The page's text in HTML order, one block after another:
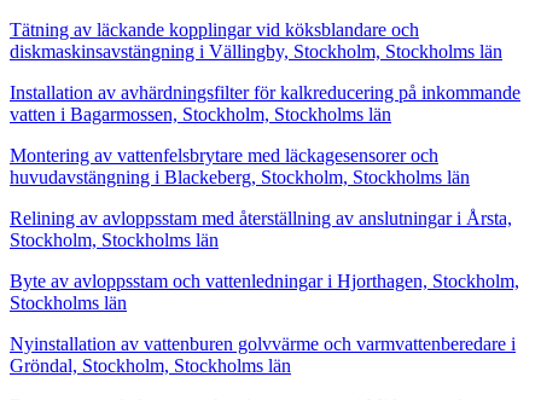
Tätning av läckande kopplingar vid köksblandare och
diskmaskinsavstängning i Vällingby, Stockholm, Stockholms län
Installation av avhärdningsfilter för kalkreducering på inkommande
vatten i Bagarmossen, Stockholm, Stockholms län
Montering av vattenfelsbrytare med läckagesensorer och
huvudavstängning i Blackeberg, Stockholm, Stockholms län
Relining av avloppsstam med återställning av anslutningar i Årsta,
Stockholm, Stockholms län
Byte av avloppsstam och vattenledningar i Hjorthagen, Stockholm,
Stockholms län
Nyinstallation av vattenburen golvvärme och varmvattenberedare i
Gröndal, Stockholm, Stockholms län